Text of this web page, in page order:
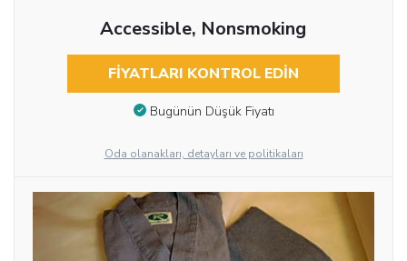
Accessible, Nonsmoking
FIYATLARI KONTROL EDIN
Bugünün Düşük Fiyatı
Oda olanakları, detayları ve politikaları